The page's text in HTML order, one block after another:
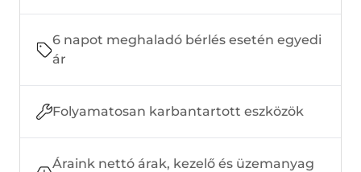
6 napot meghaladó bérlés esetén egyedi
ár
Folyamatosan karbantartott eszközök
Áraink nettó árak, kezelő és üzemanyag